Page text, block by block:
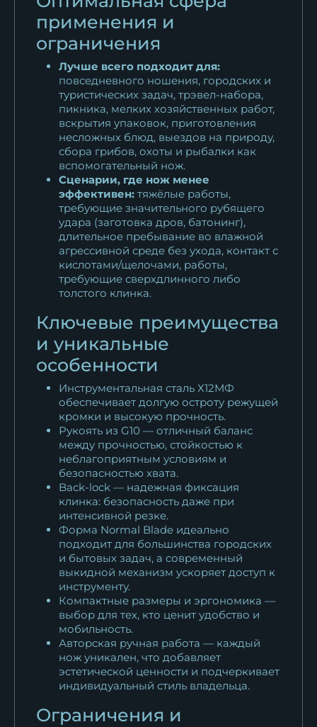
применения и
ограничения
Лучше всего подходит для:
повседневного ношения, городских и
туристических задач, трэвел-набора,
пикника, мелких хозяйственных работ,
вскрытия упаковок, приготовления
несложных блюд, выездов на природу,
сбора грибов, охоты и рыбалки как
вспомогательный нож.
Сценарии, где нож менее
эффективен: тяжёлые работы,
требующие значительного рубящего
удара (заготовка дров, батонинг),
длительное пребывание во влажной
агрессивной среде без ухода, контакт с
кислотами/щелочами, работы,
требующие сверхдлинного либо
толстого клинка.
Ключевые преимущества
и уникальные
особенности
Инструментальная сталь Х12МФ
обеспечивает долгую остроту режущей
кромки и высокую прочность.
Рукоять из G10 — отличный баланс
между прочностью, стойкостью к
неблагоприятным условиям и
безопасностью хвата.
Back-lock — надежная фиксация
клинка: безопасность даже при
интенсивной резке.
Форма Normal Blade идеально
подходит для большинства городских
и бытовых задач, а современный
выкидной механизм ускоряет доступ к
инструменту.
Компактные размеры и эргономика —
выбор для тех, кто ценит удобство и
мобильность.
Авторская ручная работа — каждый
нож уникален, что добавляет
эстетической ценности и подчеркивает
индивидуальный стиль владельца.
Ограничения и